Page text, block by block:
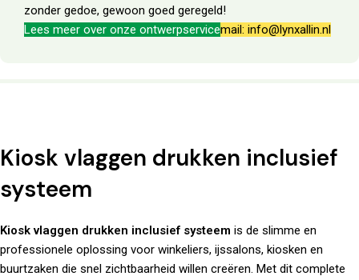
zonder gedoe, gewoon goed geregeld!
Lees meer over onze ontwerpservicemail: info@lynxallin.nl
Kiosk vlaggen drukken inclusief
systeem
Kiosk vlaggen drukken inclusief systeem is de slimme en
professionele oplossing voor winkeliers, ijssalons, kiosken en
buurtzaken die snel zichtbaarheid willen creëren. Met dit complete